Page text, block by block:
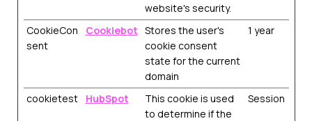
website's security.
CookieCon
sent
Cookiebot Stores the user's
cookie consent
state for the current
domain
1 year
cookietest HubSpot
This cookie is used
to determine if the
Session